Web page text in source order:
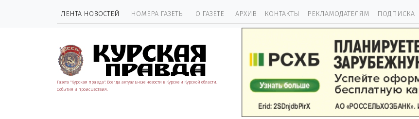
ЛЕНТА НОВОСТЕЙ НОМЕРА ГАЗЕТЫ О ГАЗЕТЕ АРХИВ КОНТАКТЫ РЕКЛАМОДАТЕЛЯМ ПОДПИСКА
Газета "Курская правда". Всегда актуальные новости в Курске и Курской области.
События и происшествия.